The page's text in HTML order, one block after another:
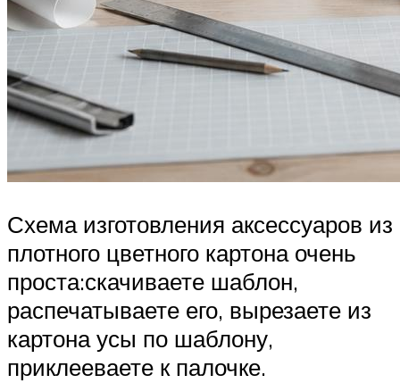
Схема изготовления аксессуаров из
плотного цветного картона очень
проста:скачиваете шаблон,
распечатываете его, вырезаете из
картона усы по шаблону,
приклееваете к палочке.